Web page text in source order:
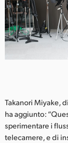
Takanori Miyake,
ha aggiunto:
sperimentare i
telecamere, e di